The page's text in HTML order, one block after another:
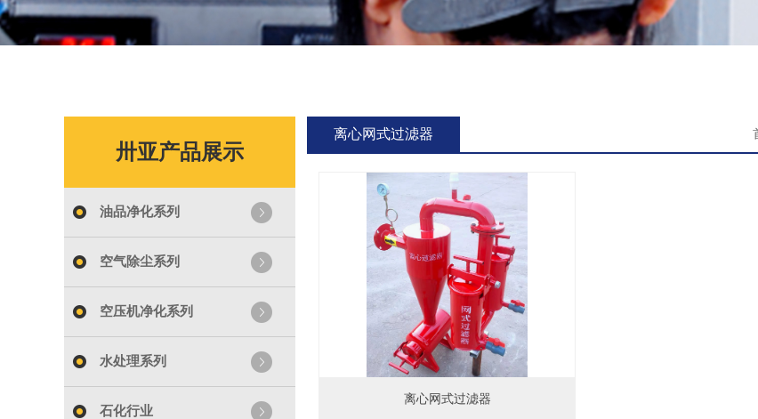
卅亚产品展示
油品净化系列
空气除尘系列
空压机净化系列
水处理系列
石化行业
离心网式过滤器
离心网式过滤器